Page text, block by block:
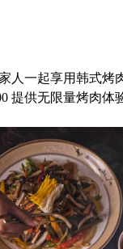
人一起享用韩式烤
提供无限量烤肉体